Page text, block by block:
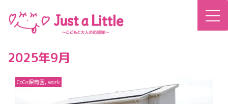
2025年9月
CoCo保育園,work